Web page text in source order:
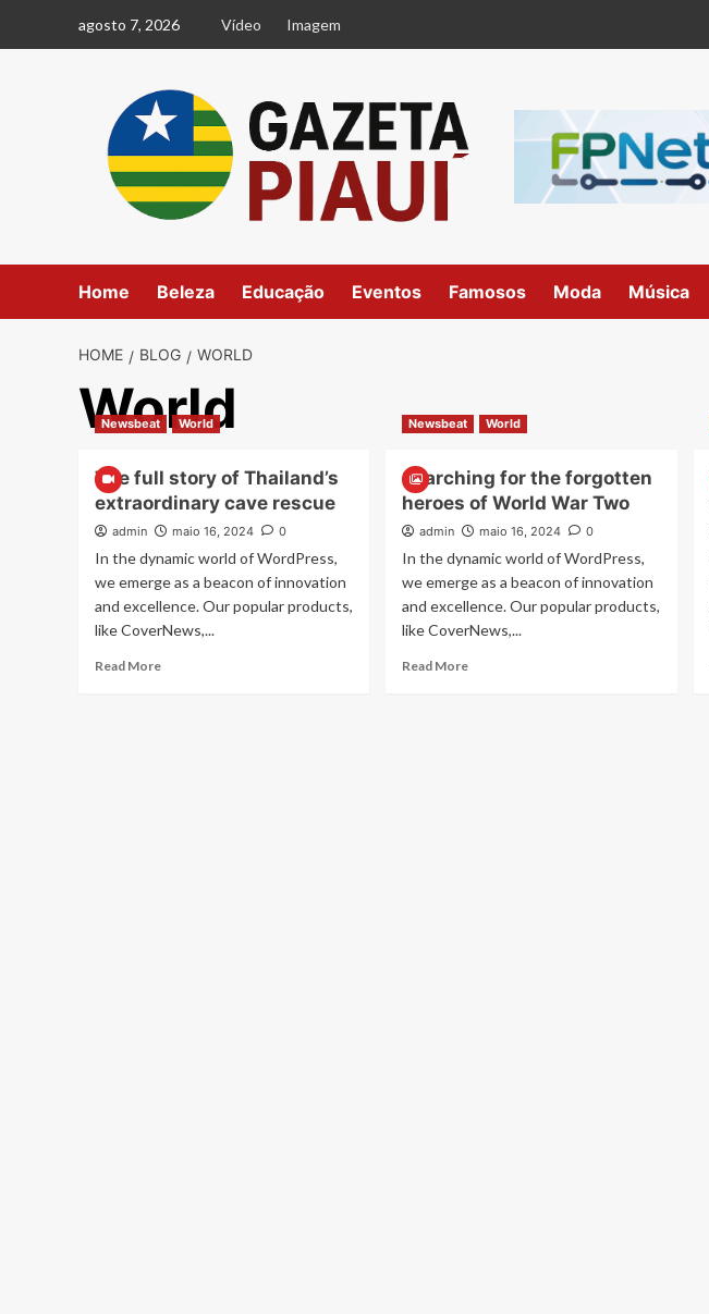
agosto 7, 2026 Vídeo Imagem
Home Beleza Educação Eventos Famosos Moda Música
HOME BLOG WORLD
World
Newsbeat World
The full story of Thailand’s
extraordinary cave rescue
admin maio 16, 2024 0
In the dynamic world of WordPress,
we emerge as a beacon of innovation
and excellence. Our popular products,
like CoverNews,...
Read MoreRead
Newsbeat World
Searching for the forgotten
heroes of World War Two
admin maio 16, 2024 0
In the dynamic world of WordPress,
we emerge as a beacon of innovation
and excellence. Our popular products,
like CoverNews,...
Read MoreRead